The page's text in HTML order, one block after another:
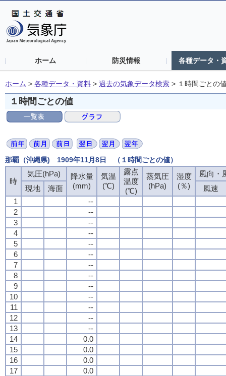
ホーム 防災情報 各種データ・
ホーム > 各種データ・資料 > 過去の気象データ検索 > １時間ごとの
１時間ごとの値
那覇（沖縄県) 1909年11月8日 （１時間ごとの値）
時
気圧(hPa)
降水量
(mm)
気温
(℃)
露点
温度
(℃)
蒸気圧
(hPa)
湿度
(％)
風向・
現地
海面
風速
1
--
2
--
3
--
4
--
5
--
6
--
7
--
8
--
9
--
10
--
11
--
12
--
13
--
14
0.0
15
0.0
16
0.0
17
0.0